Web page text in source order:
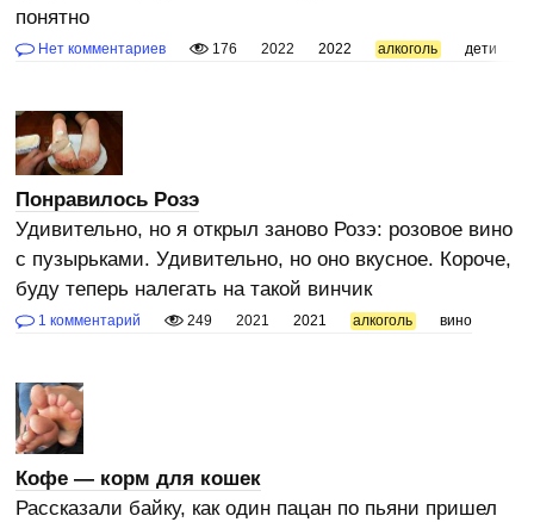
понятно
Нет комментариев 176 2022 2022 алкоголь дети
Понравилось Розэ
Удивительно, но я открыл заново Розэ: розовое вино
с пузырьками. Удивительно, но оно вкусное. Короче,
буду теперь налегать на такой винчик
1 комментарий 249 2021 2021 алкоголь вино
Кофе — корм для кошек
Рассказали байку, как один пацан по пьяни пришел